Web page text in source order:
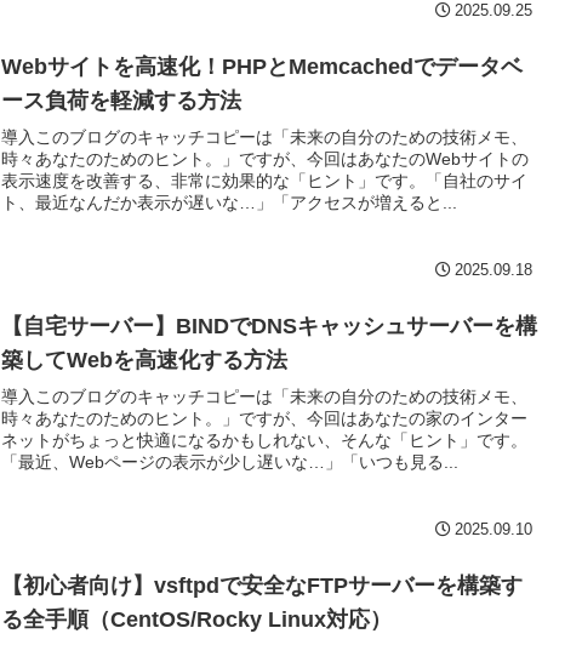
2025.09.25
Webサイトを高速化！PHPとMemcachedでデータベ
ース負荷を軽減する方法
導入このブログのキャッチコピーは「未来の自分のための技術メモ、
時々あなたのためのヒント。」ですが、今回はあなたのWebサイトの
表示速度を改善する、非常に効果的な「ヒント」です。「自社のサイ
ト、最近なんだか表示が遅いな…」「アクセスが増えると...
2025.09.18
【自宅サーバー】BINDでDNSキャッシュサーバーを構
築してWebを高速化する方法
導入このブログのキャッチコピーは「未来の自分のための技術メモ、
時々あなたのためのヒント。」ですが、今回はあなたの家のインター
ネットがちょっと快適になるかもしれない、そんな「ヒント」です。
「最近、Webページの表示が少し遅いな…」「いつも見る...
2025.09.10
【初心者向け】vsftpdで安全なFTPサーバーを構築す
る全手順（CentOS/Rocky Linux対応）